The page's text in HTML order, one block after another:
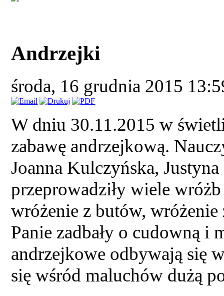
Andrzejki
środa, 16 grudnia 2015
W dniu 30.11.2015 w
zabawę andrzejkową.
Joanna Kulczyńska,
przeprowadziły wiele
wróżenie z butów, wróżenie
Panie zadbały o cudowną i
andrzejkowe odbywają się
się wśród maluchów dużą